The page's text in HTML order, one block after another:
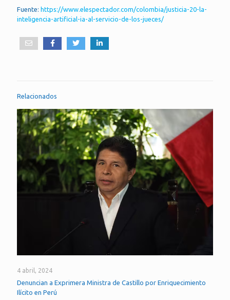
Fuente: https://www.elespectador.com/colombia/justicia-20-la-
inteligencia-artificial-ia-al-servicio-de-los-jueces/
Relacionados
4 abril, 2024
Denuncian a Exprimera Ministra de Castillo por Enriquecimiento
Ilícito en Perú